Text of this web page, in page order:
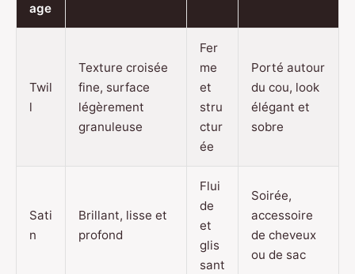
age
Twil
l
Texture croisée
fine, surface
légèrement
granuleuse
Fer
me
et
stru
ctur
ée
Porté autour
du cou, look
élégant et
sobre
Sati
n
Brillant, lisse et
profond
Flui
de
et
glis
sant
Soirée,
accessoire
de cheveux
ou de sac